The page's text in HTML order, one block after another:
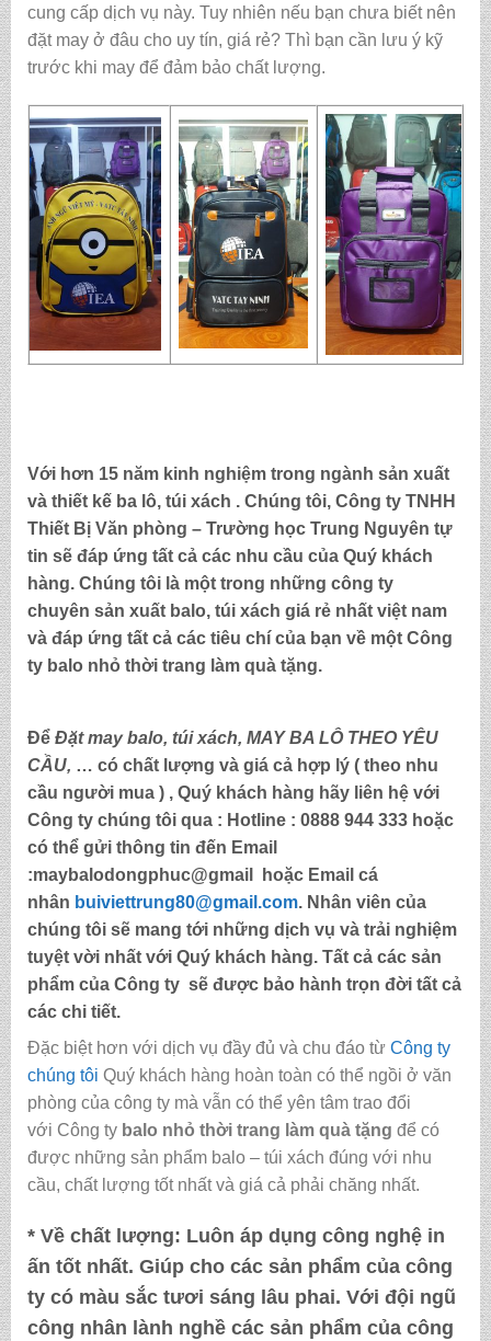
cung cấp dịch vụ này. Tuy nhiên nếu bạn chưa biết nên
đặt may ở đâu cho uy tín, giá rẻ? Thì bạn cần lưu ý kỹ
trước khi may để đảm bảo chất lượng.
Với hơn 15 năm kinh nghiệm trong ngành sản xuất
và thiết kế ba lô, túi xách . Chúng tôi, Công ty TNHH
Thiết Bị Văn phòng – Trường học Trung Nguyên tự
tin sẽ đáp ứng tất cả các nhu cầu của Quý khách
hàng. Chúng tôi là một trong những công ty
chuyên sản xuất balo, túi xách giá rẻ nhất việt nam
và đáp ứng tất cả các tiêu chí của bạn về một Công
ty balo nhỏ thời trang làm quà tặng.
Để Đặt may balo, túi xách, MAY BA LÔ THEO YÊU
CẦU, … có chất lượng và giá cả hợp lý ( theo nhu
cầu người mua ) , Quý khách hàng hãy liên hệ với
Công ty chúng tôi qua : Hotline : 0888 944 333hoặc
có thể gửi thông tin đến Email
:maybalodongphuc@gmail
hoặc Email cá
nhân buiviettrung80@gmail.com. Nhân viên của
chúng tôi sẽ mang tới những dịch vụ và trải nghiệm
tuyệt vời nhất với Quý khách hàng. Tất cả các sản
phẩm của Công ty sẽ được bảo hành trọn đời tất cả
các chi tiết.
Đặc biệt hơn với dịch vụ đầy đủ và chu đáo từ Công ty
chúng tôi Quý khách hàng hoàn toàn có thể ngồi ở văn
phòng của công ty mà vẫn có thể yên tâm trao đổi
với Công ty balo nhỏ thời trang làm quà tặng để có
được những sản phẩm balo – túi xách đúng với nhu
cầu, chất lượng tốt nhất và giá cả phải chăng nhất.
* Về chất lượng: Luôn áp dụng công nghệ in
ấn tốt nhất. Giúp cho các sản phẩm của công
ty có màu sắc tươi sáng lâu phai. Với đội ngũ
công nhân lành nghề các sản phẩm của công